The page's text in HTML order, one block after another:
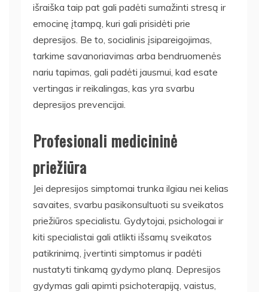
išraiška taip pat gali padėti sumažinti stresą ir
emocinę įtampą, kuri gali prisidėti prie
depresijos. Be to, socialinis įsipareigojimas,
tarkime savanoriavimas arba bendruomenės
nariu tapimas, gali padėti jausmui, kad esate
vertingas ir reikalingas, kas yra svarbu
depresijos prevencijai.
Profesionali medicininė
priežiūra
Jei depresijos simptomai trunka ilgiau nei kelias
savaites, svarbu pasikonsultuoti su sveikatos
priežiūros specialistu. Gydytojai, psichologai ir
kiti specialistai gali atlikti išsamų sveikatos
patikrinimą, įvertinti simptomus ir padėti
nustatyti tinkamą gydymo planą. Depresijos
gydymas gali apimti psichoterapiją, vaistus,